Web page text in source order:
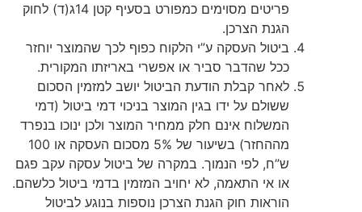
פריטים מסוימים כמפורט בסעיף קטן 14ג(ד) לחוק
הגנת הצרכן.
ביטול העסקה ע”י הלקוח כפוף לכך שהמוצר יוחזר
ככל שהדבר סביר או אפשרי באריזתו המקורית.
לאחר קבלת הודעת הביטול יושב למזמין הסכום
ששולם על ידו בגין המוצר בניכוי דמי ביטול (דמי
המשלוח אינם חלק ממחיר המוצר ולכן ינוכו בנפרד
מההחזר) בשיעור של 5% מסכום העסקה או 100
ש”ח, לפי הנמוך. במקרה של ביטול עסקה עקב פגם
או אי התאמה, לא יחויב המזמין בדמי ביטול כלשהם.
הוראות חוק הגנת הצרכן נוספות בנוגע לביטול